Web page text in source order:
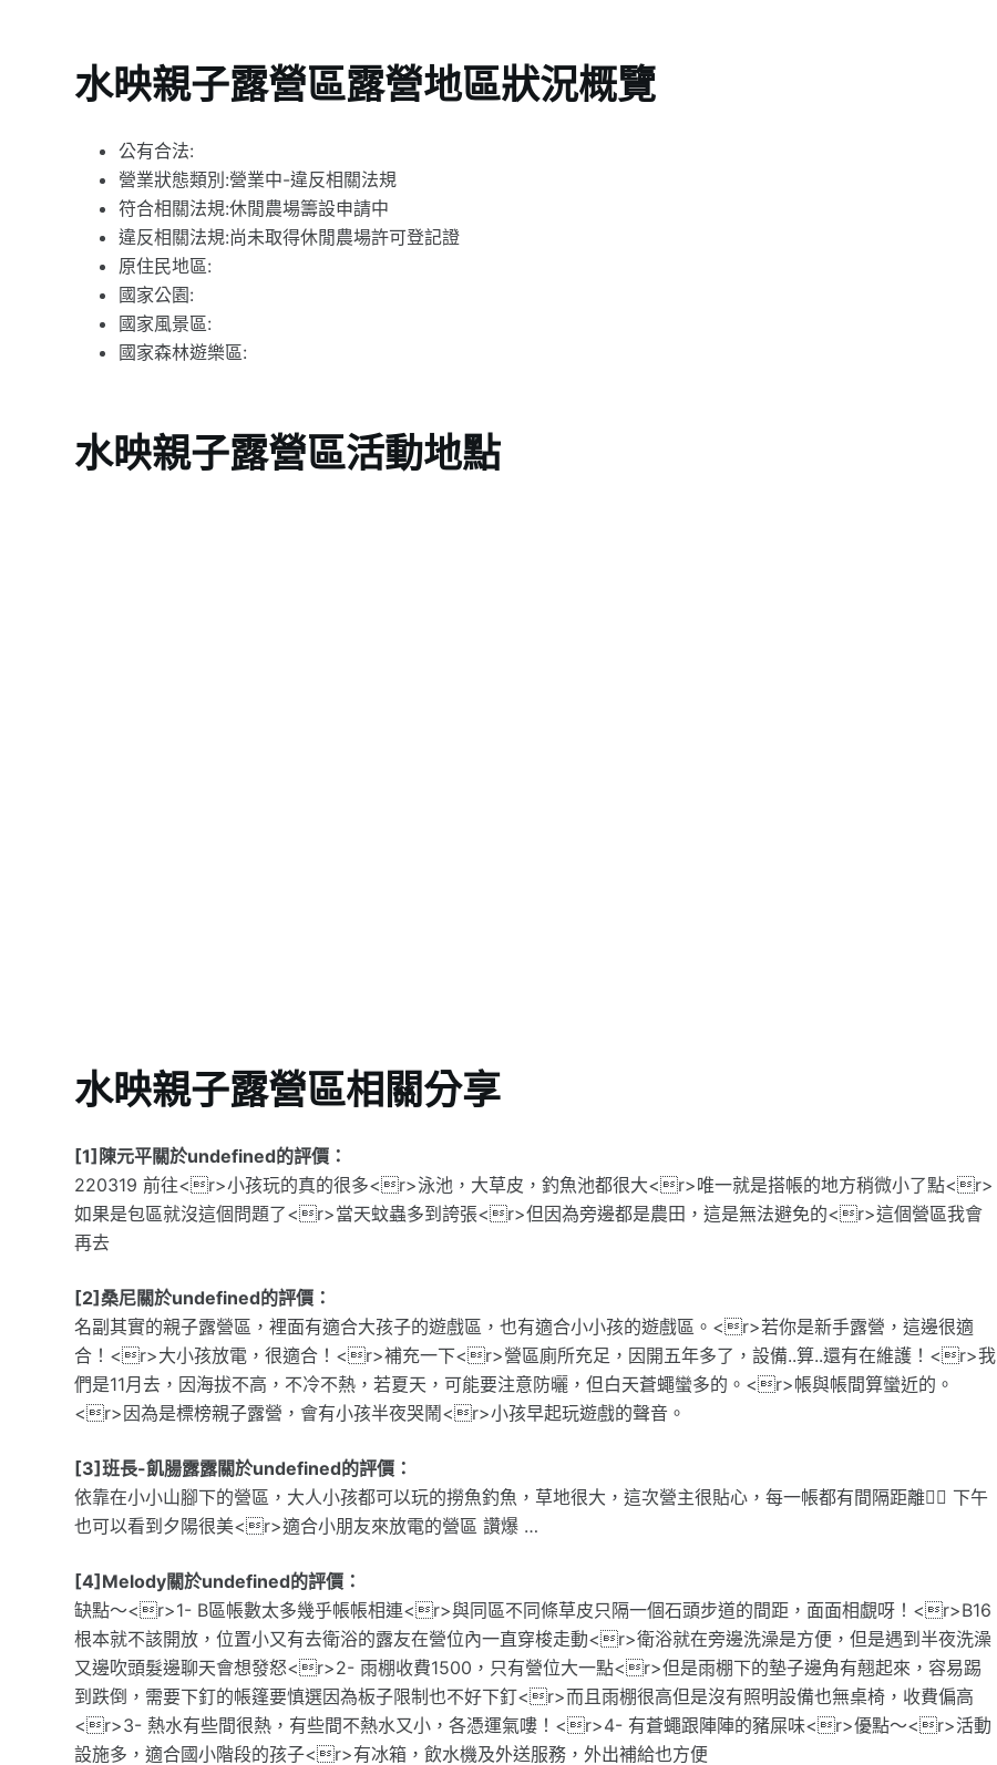
水映親子露營區露營地區狀況概覽
公有合法:
營業狀態類別:營業中-違反相關法規
符合相關法規:休閒農場籌設申請中
違反相關法規:尚未取得休閒農場許可登記證
原住民地區:
國家公園:
國家風景區:
國家森林遊樂區:
水映親子露營區活動地點
水映親子露營區相關分享
[1]陳元平關於undefined的評價：
220319 前往<r>小孩玩的真的很多<r>泳池，大草皮，釣魚池都很大<r>唯一就是搭帳的地方稍微小了點<r>
如果是包區就沒這個問題了<r>當天蚊蟲多到誇張<r>但因為旁邊都是農田，這是無法避免的<r>這個營區我會
再去
[2]桑尼關於undefined的評價：
名副其實的親子露營區，裡面有適合大孩子的遊戲區，也有適合小小孩的遊戲區。<r>若你是新手露營，這邊很適
合！<r>大小孩放電，很適合！<r>補充一下<r>營區廁所充足，因開五年多了，設備..算..還有在維護！<r>我
們是11月去，因海拔不高，不冷不熱，若夏天，可能要注意防曬，但白天蒼蠅蠻多的。<r>帳與帳間算蠻近的。
<r>因為是標榜親子露營，會有小孩半夜哭鬧<r>小孩早起玩遊戲的聲音。
[3]班長-飢腸露露關於undefined的評價：
依靠在小小山腳下的營區，大人小孩都可以玩的撈魚釣魚，草地很大，這次營主很貼心，每一帳都有間隔距離👍🏽 下午
也可以看到夕陽很美<r>適合小朋友來放電的營區 讚爆 …
[4]Melody關於undefined的評價：
缺點～<r>1- B區帳數太多幾乎帳帳相連<r>與同區不同條草皮只隔一個石頭步道的間距，面面相覷呀！<r>B16
根本就不該開放，位置小又有去衛浴的露友在營位內一直穿梭走動<r>衛浴就在旁邊洗澡是方便，但是遇到半夜洗澡
又邊吹頭髮邊聊天會想發怒<r>2- 雨棚收費1500，只有營位大一點<r>但是雨棚下的墊子邊角有翹起來，容易踢
到跌倒，需要下釘的帳篷要慎選因為板子限制也不好下釘<r>而且雨棚很高但是沒有照明設備也無桌椅，收費偏高
<r>3- 熱水有些間很熱，有些間不熱水又小，各憑運氣嘍！<r>4- 有蒼蠅跟陣陣的豬屎味<r>優點～<r>活動
設施多，適合國小階段的孩子<r>有冰箱，飲水機及外送服務，外出補給也方便